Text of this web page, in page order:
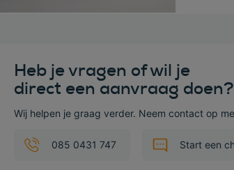
Heb je vragen of wil je
direct een aanvraag doen?
Wij helpen je graag verder. Neem contact op
085 0431 747 Start een